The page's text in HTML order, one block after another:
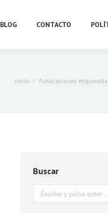
BLOG CONTACTO
Estás aquí:
Inicio Publicaciones
Buscar
Buscar: